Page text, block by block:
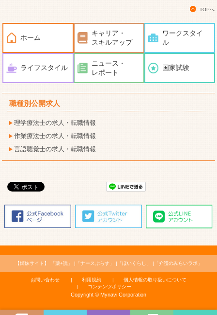
TOPへ
ホーム
キャリア・
スキルアップ
ワークスタイ
ル
ライフスタイル
ニュース・
レポート
国家試験
職種別公開求人
理学療法士の求人・転職情報
作業療法士の求人・転職情報
言語聴覚士の求人・転職情報
【姉妹サイト】 「薬+読」 「ナースぷらす」 「ほいくらし」 「介護のみらいラボ」
お問い合わせ 利用規約
個人情報の取り扱いについて
コンテンツポリシー
Copyright © Mynavi Corporation